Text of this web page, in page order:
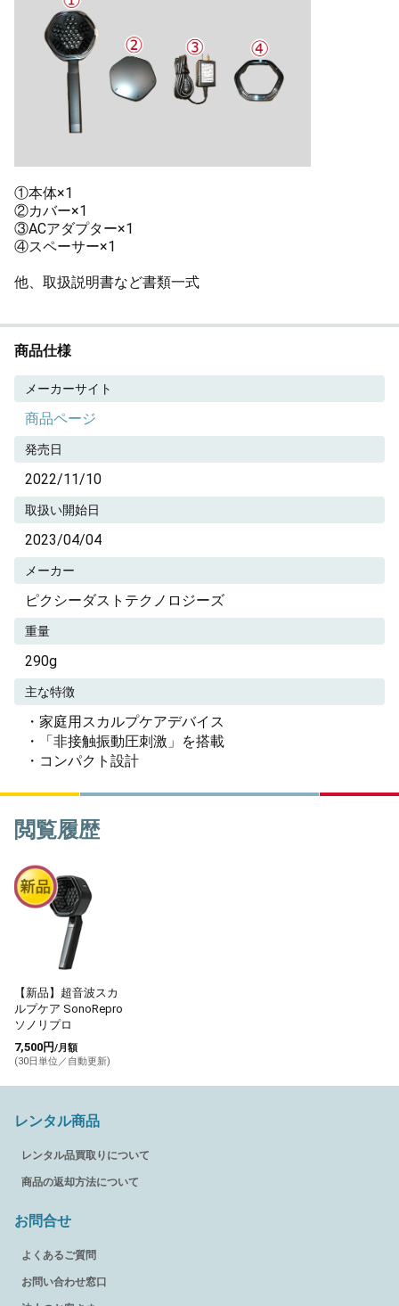
①本体×1
②カバー×1
③ACアダプター×1
④スペーサー×1
他、取扱説明書など書類一式
商品仕様
メーカーサイト
商品ページ
発売日
2022/11/10
取扱い開始日
2023/04/04
メーカー
ピクシーダストテクノロジーズ
重量
290g
主な特徴
・家庭用スカルプケアデバイス
・「非接触振動圧刺激」を搭載
・コンパクト設計
閲覧履歴
【新品】超音波スカ
ルプケア SonoRepro
ソノリプロ
7,500円/月額
(30日単位／自動更新)
レンタル商品
レンタル品買取りについて
商品の返却方法について
お問合せ
よくあるご質問
お問い合わせ窓口